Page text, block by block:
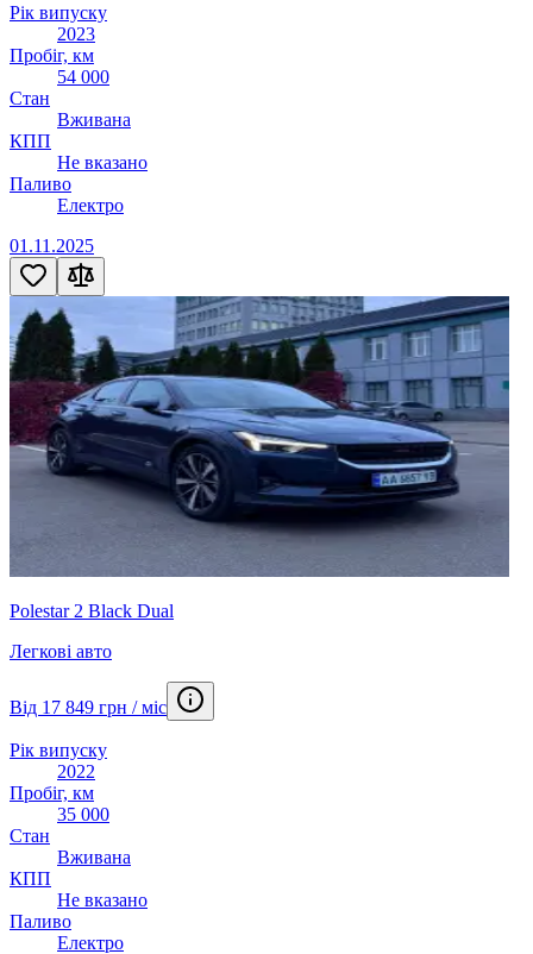
Рік випуску
2023
Пробіг, км
54 000
Стан
Вживана
КПП
Не вказано
Паливо
Електро
01.11.2025
Polestar 2 Black Dual
Легкові авто
Від 17 849 грн / міс
Рік випуску
2022
Пробіг, км
35 000
Стан
Вживана
КПП
Не вказано
Паливо
Електро